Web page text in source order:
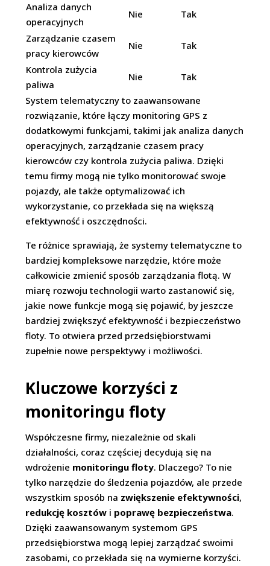
Analiza danych
operacyjnych
Nie
Tak
Zarządzanie czasem
pracy kierowców
Nie
Tak
Kontrola zużycia
paliwa
Nie
Tak
System telematyczny to zaawansowane
rozwiązanie, które łączy monitoring GPS z
dodatkowymi funkcjami, takimi jak analiza danych
operacyjnych, zarządzanie czasem pracy
kierowców czy kontrola zużycia paliwa. Dzięki
temu firmy mogą nie tylko monitorować swoje
pojazdy, ale także optymalizować ich
wykorzystanie, co przekłada się na większą
efektywność i oszczędności.
Te różnice sprawiają, że systemy telematyczne to
bardziej kompleksowe narzędzie, które może
całkowicie zmienić sposób zarządzania flotą. W
miarę rozwoju technologii warto zastanowić się,
jakie nowe funkcje mogą się pojawić, by jeszcze
bardziej zwiększyć efektywność i bezpieczeństwo
floty. To otwiera przed przedsiębiorstwami
zupełnie nowe perspektywy i możliwości.
Kluczowe korzyści z
monitoringu floty
Współczesne firmy, niezależnie od skali
działalności, coraz częściej decydują się na
wdrożenie monitoringu floty. Dlaczego? To nie
tylko narzędzie do śledzenia pojazdów, ale przede
wszystkim sposób na zwiększenie efektywności,
redukcję kosztów i poprawę bezpieczeństwa.
Dzięki zaawansowanym systemom GPS
przedsiębiorstwa mogą lepiej zarządzać swoimi
zasobami, co przekłada się na wymierne korzyści.